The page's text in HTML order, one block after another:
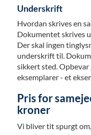
Underskrift
Hvordan skrives en
Dokumentet skrives
Der skal ingen
underskrift til.
sikkert sted.
eksemplarer - et
Pris for
kroner
Vi bliver tit spurgt